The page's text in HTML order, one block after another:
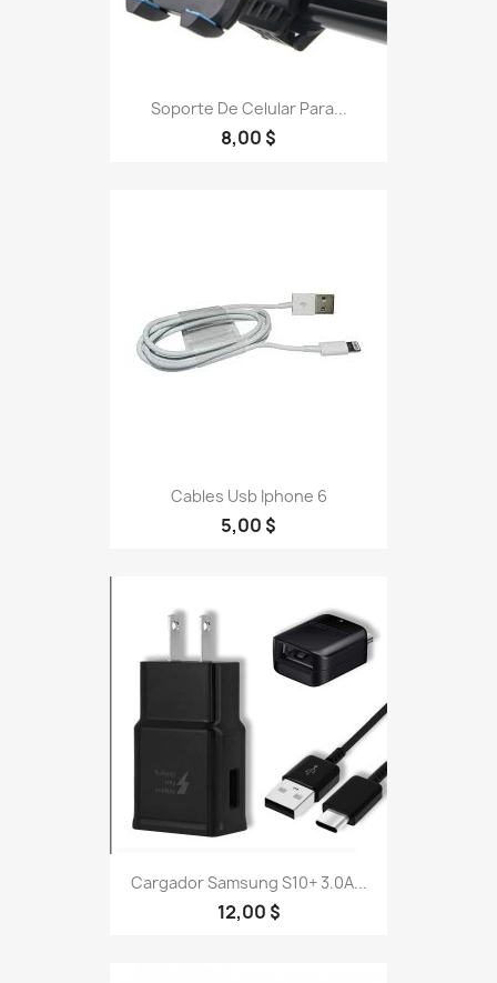
Soporte De Celular Para...
8,00 $
Cables Usb Iphone 6
5,00 $
Cargador Samsung S10+ 3.0A...
12,00 $